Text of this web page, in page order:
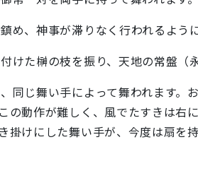
、神事が滞りなく行われるよう
た榊の枝を振り、天地の常盤（
同じ舞い手によって舞われます。
の動作が難しく、風でたすきは右
けにした舞い手が、今度は扇を